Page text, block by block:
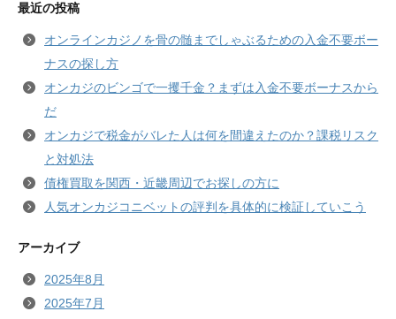
最近の投稿
オンラインカジノを骨の髄までしゃぶるための入金不要ボー
ナスの探し方
オンカジのビンゴで一攫千金？まずは入金不要ボーナスから
だ
オンカジで税金がバレた人は何を間違えたのか？課税リスク
と対処法
債権買取を関西・近畿周辺でお探しの方に
人気オンカジコニベットの評判を具体的に検証していこう
アーカイブ
2025年8月
2025年7月